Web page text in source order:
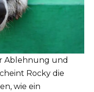
Ablehnung und
Rocky die
wie ein